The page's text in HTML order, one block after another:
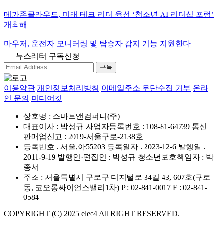
메가존클라우드, 미래 테크 리더 육성 ‘청소년 AI 리더십 포럼’
개최해
마우저, 운전자 모니터링 및 탑승자 감지 기능 지원한다
뉴스레터 구독신청
구독
이용약관 개인정보처리방침 이메일주소 무단수집 거부 온라
인 문의 미디어킷
상호명 : 스마트앤컴퍼니(주)
대표이사 : 박성규 사업자등록번호 : 108-81-64739 통신
판매업신고 : 2019-서울구로-2138호
등록번호 : 서울,아55203 등록일자 : 2023-12-6 발행일 :
2011-9-19 발행인·편집인 : 박성규 청소년보호책임자 : 박
종서
주소 : 서울특별시 구로구 디지털로 34길 43, 607호(구로
동, 코오롱싸이언스밸리1차) P : 02-841-0017 F : 02-841-
0584
COPYRIGHT (C) 2025 elec4 All RIGHT RESERVED.